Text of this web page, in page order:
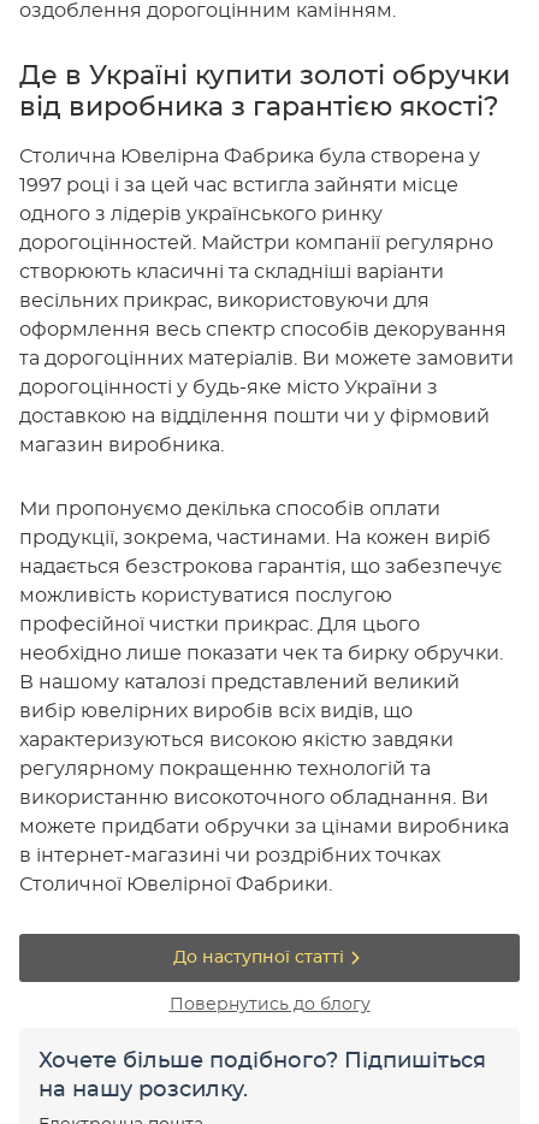
оздоблення дорогоцінним камінням.
Де в Україні купити золоті обручки
від виробника з гарантією якості?
Столична Ювелірна Фабрика була створена у
1997 році і за цей час встигла зайняти місце
одного з лідерів українського ринку
дорогоцінностей. Майстри компанії регулярно
створюють класичні та складніші варіанти
весільних прикрас, використовуючи для
оформлення весь спектр способів декорування
та дорогоцінних матеріалів. Ви можете замовити
дорогоцінності у будь-яке місто України з
доставкою на відділення пошти чи у фірмовий
магазин виробника.
Ми пропонуємо декілька способів оплати
продукції, зокрема, частинами. На кожен виріб
надається безстрокова гарантія, що забезпечує
можливість користуватися послугою
професійної чистки прикрас. Для цього
необхідно лише показати чек та бирку обручки.
В нашому каталозі представлений великий
вибір ювелірних виробів всіх видів, що
характеризуються високою якістю завдяки
регулярному покращенню технологій та
використанню високоточного обладнання. Ви
можете придбати обручки за цінами виробника
в інтернет-магазині чи роздрібних точках
Столичної Ювелірної Фабрики.
До наступної статті
Повернутись до блогу
Хочете більше подібного? Підпишіться
на нашу розсилку.